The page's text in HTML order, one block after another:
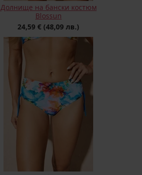
Долнище на бански костюм
Blossun
24,59 € (48,09 лв.)